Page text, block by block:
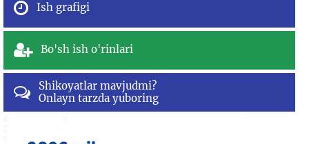
Ish grafigi
Bo'sh ish o'rinlari
Shikoyatlar mavjudmi?
Onlayn tarzda yuboring